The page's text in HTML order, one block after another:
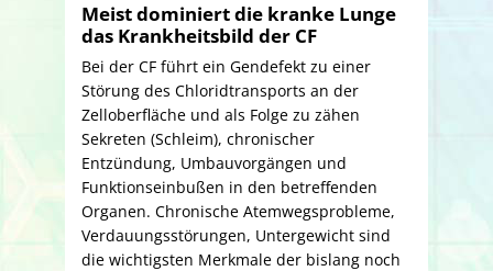
Meist dominiert die kranke Lunge
das Krankheitsbild der CF
Bei der CF führt ein Gendefekt zu einer
Störung des Chloridtransports an der
Zelloberfläche und als Folge zu zähen
Sekreten (Schleim), chronischer
Entzündung, Umbauvorgängen und
Funktionseinbußen in den betreffenden
Organen. Chronische Atemwegsprobleme,
Verdauungsstörungen, Untergewicht sind
die wichtigsten Merkmale der bislang noch